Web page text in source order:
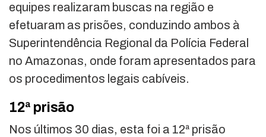
equipes realizaram buscas na região e
efetuaram as prisões, conduzindo ambos à
Superintendência Regional da Polícia Federal
no Amazonas, onde foram apresentados para
os procedimentos legais cabíveis.
12ª prisão
Nos últimos 30 dias, esta foi a 12ª prisão